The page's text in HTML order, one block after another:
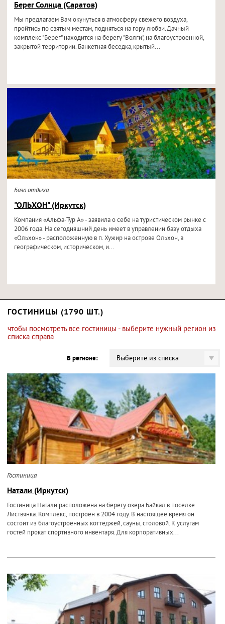
Берег Солнца (Саратов)
Мы предлагаем Вам окунуться в атмосферу свежего воздуха,
пройтись по святым местам, подняться на гору любви.Дачный
комплекс "Берег" находится на берегу "Волги", на благоустроенной,
закрытой территории. Банкетная беседка,крытый...
База отдыха
"ОЛЬХОН" (Иркутск)
Компания «Альфа-Тур А» - заявила о себе на туристическом рынке с
2006 года. На сегодняшний день имеет в управлении базу отдыха
«Ольхон» - расположенную в п. Хужир на острове Ольхон, в
географическом, историческом, и...
ГОСТИНИЦЫ (1790 ШТ.)
чтобы посмотреть все гостиницы - выберите нужный регион из
списка справа
В регионе: Выберите из списка
Гостиница
Натали (Иркутск)
Гостиница Натали расположена на берегу озера Байкал в поселке
Листвянка. Комплекс, построен в 2004 году. В настоящее время он
состоит из благоустроенных коттеджей, сауны, столовой. К услугам
гостей прокат спортивного инвентаря. Для корпоративных...